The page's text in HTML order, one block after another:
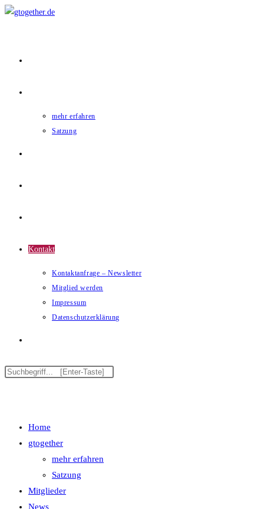
mehr erfahren
Satzung
Kontakt
Kontaktanfrage – Newsletter
Mitglied werden
Impressum
Datenschutzerklärung
Home
gtogether
mehr erfahren
Satzung
Mitglieder
News